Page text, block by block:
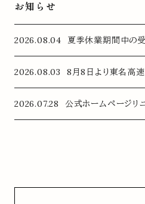
お知らせ
2026.08.04 夏季休業期間中の受
2026.08.03 8月8日より東名高速
2026.07.28 公式ホームページリ